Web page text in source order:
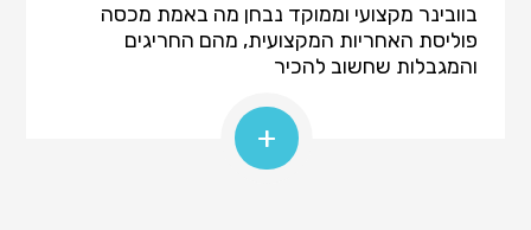
בוובינר מקצועי וממוקד נבחן מה באמת מכסה
פוליסת האחריות המקצועית, מהם החריגים
והמגבלות שחשוב להכיר
+